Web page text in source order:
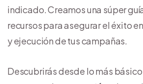
indicado. Creamos una súper
recursos para asegurar el éxito
y ejecución de tus campañas.
Descubrirás desde lo más